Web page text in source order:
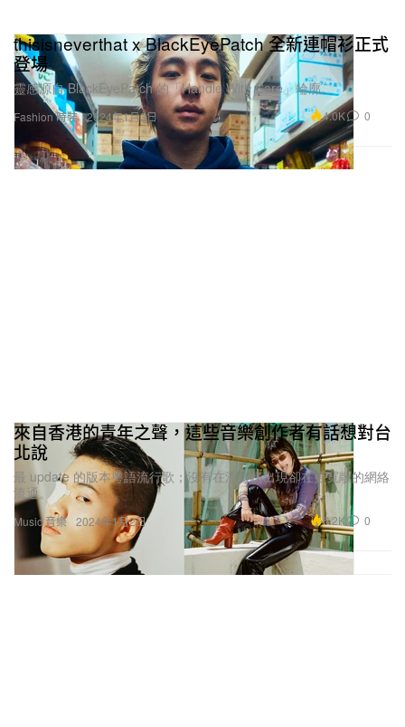
Fashion 時裝
thisisneverthat x BlackEyePatch 全新連帽衫正式
登場
靈感源自 BlackEyePatch 的「Handle With Care」輪廓。
2024年1月3日 4.0K 0
Music 音樂
來自香港的青年之聲，這些音樂創作者有話想對台
北說
最 update 的版本粵語流行歌；沒有在流行榜出現卻在更寬敞的網絡
流通。
2024年1月2日 6.2K 0